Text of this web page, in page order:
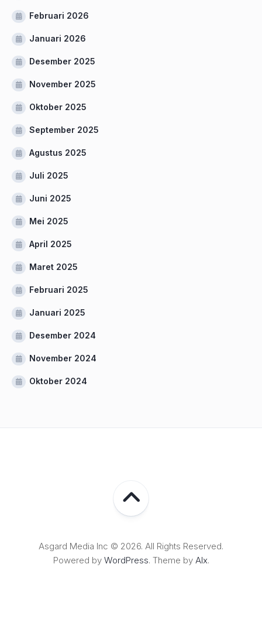
Februari 2026
Januari 2026
Desember 2025
November 2025
Oktober 2025
September 2025
Agustus 2025
Juli 2025
Juni 2025
Mei 2025
April 2025
Maret 2025
Februari 2025
Januari 2025
Desember 2024
November 2024
Oktober 2024
Asgard Media Inc © 2026. All Rights Reserved.
Powered by WordPress. Theme by Alx.